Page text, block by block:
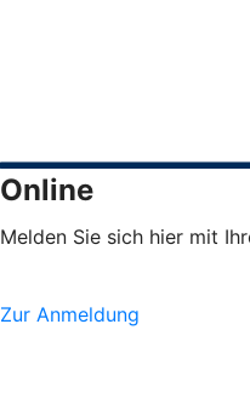
Online
Melden Sie sich hier mit
Zur Anmeldung